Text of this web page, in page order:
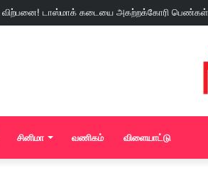
சினிமா வணிகம் விளையாட்டு